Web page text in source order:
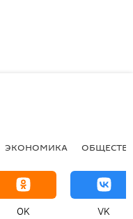
ЭКОНОМИКА
OK VK